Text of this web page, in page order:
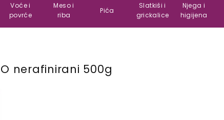
Voće i
povrće
Meso i
riba
Pića
Slatkiši i
grickalice
Njega i
higijena
nerafinirani 500g